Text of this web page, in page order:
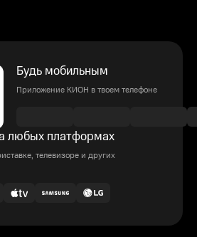
Будь мобильным
Приложение КИОН в твоем телефоне
любых платформах
телевизоре и других